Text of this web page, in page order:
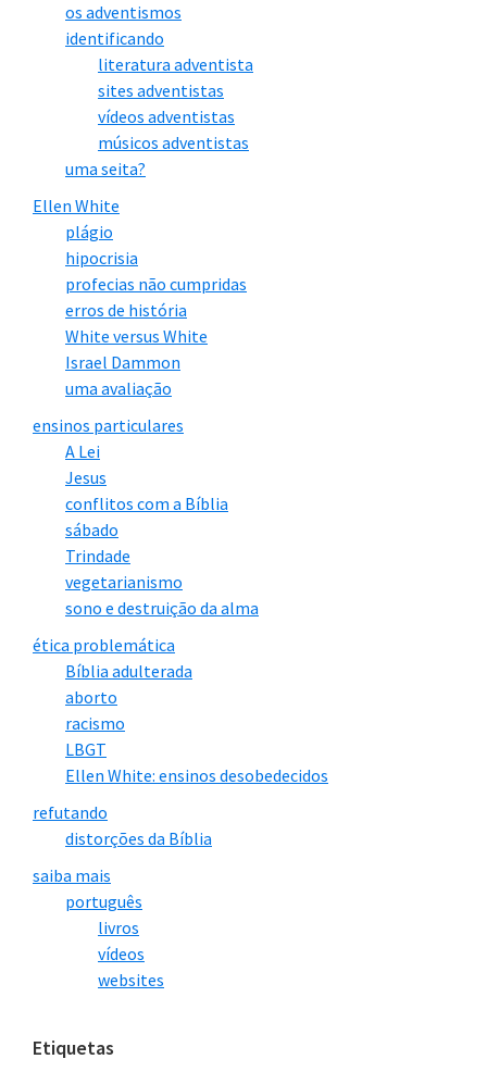
menor sem a qual não poderíamos
enxergar a luz maior!”
Medo de questionar a liderança
“Meu medo era perguntar sobre o
distorções de Ellen White e ser
corrigida veementemente pelo ancião
ou pelo pastor por eu estar tocando
em ungido de Deus.”
Medo do decreto dominical
1)“Medo do decreto dominical, pois
teria de correr para o mato.”
2)“O pior de todos os meus medos:
sair o decreto dominical no jornal e ter
que sair com minhas filhas correndo,
sem ter dinheiro pra um bom tênis e
mata virgem com elas… Eu eduquei e
ensinei minhas duas filhas assim…
orava para ter dinheiro, mas sempre
pedia a conta de meus empregos por
não querer trabalhar no sábado. Perdi
os adventismos
identificando
literatura adventista
sites adventistas
vídeos adventistas
músicos adventistas
uma seita?
Ellen White
plágio
hipocrisia
profecias não cumpridas
erros de história
White versus White
Israel Dammon
uma avaliação
ensinos particulares
A Lei
Jesus
conflitos com a Bíblia
sábado
Trindade
vegetarianismo
sono e destruição da alma
ética problemática
Bíblia adulterada
aborto
racismo
LBGT
Ellen White: ensinos desobedecidos
refutando
distorções da Bíblia
saiba mais
português
livros
vídeos
websites
Etiquetas